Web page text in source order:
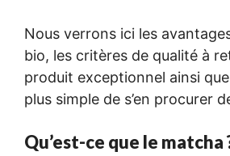
Nous verrons ici les
bio, les critères de qualité à
produit exceptionnel ainsi
plus simple de s’en procurer
Qu’est-ce que le matcha